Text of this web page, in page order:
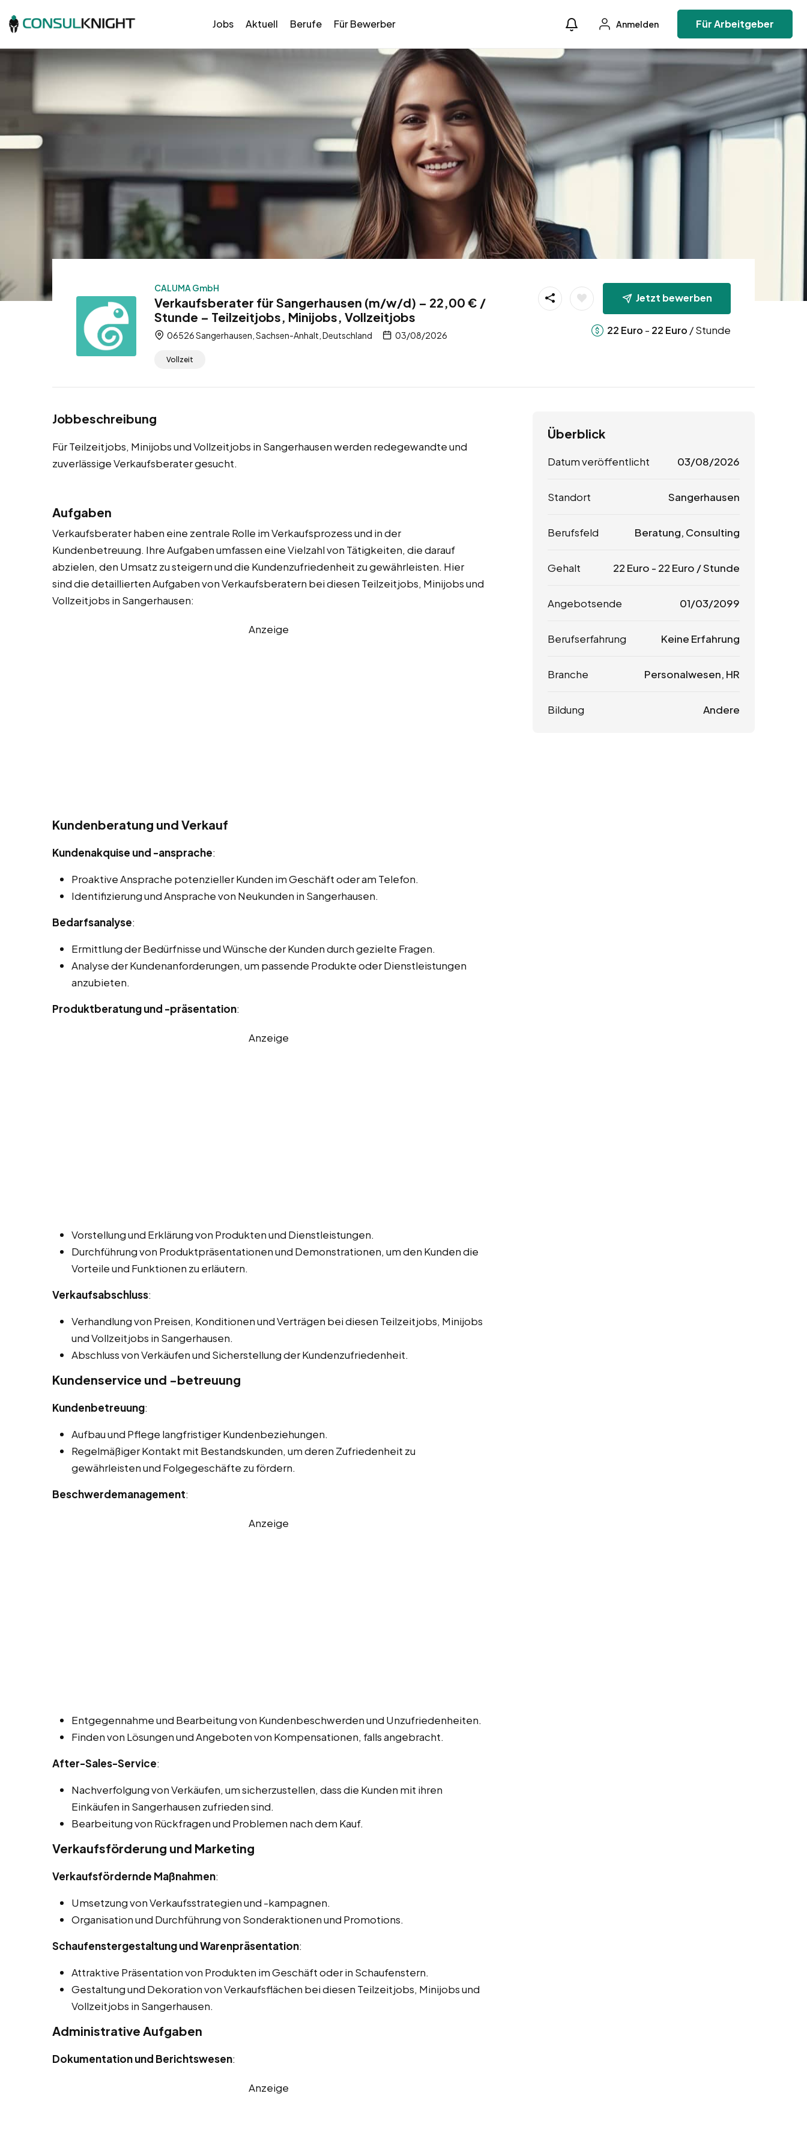
Jobs Aktuell Berufe Für Bewerber Anmelden Für Arbeitgeber
CALUMA GmbH
Verkaufsberater für Sangerhausen (m/w/d) – 22,00 € /
Stunde – Teilzeitjobs, Minijobs, Vollzeitjobs
06526 Sangerhausen, Sachsen-Anhalt, Deutschland 03/08/2026
Vollzeit
Jetzt bewerben
22 Euro - 22 Euro / Stunde
Jobbeschreibung
Für Teilzeitjobs, Minijobs und Vollzeitjobs in Sangerhausen werden redegewandte und
zuverlässige Verkaufsberater gesucht.
Aufgaben
Verkaufsberater haben eine zentrale Rolle im Verkaufsprozess und in der
Kundenbetreuung. Ihre Aufgaben umfassen eine Vielzahl von Tätigkeiten, die darauf
abzielen, den Umsatz zu steigern und die Kundenzufriedenheit zu gewährleisten. Hier
sind die detaillierten Aufgaben von Verkaufsberatern bei diesen Teilzeitjobs, Minijobs und
Vollzeitjobs in Sangerhausen:
Anzeige
Kundenberatung und Verkauf
Kundenakquise und -ansprache:
Proaktive Ansprache potenzieller Kunden im Geschäft oder am Telefon.
Identifizierung und Ansprache von Neukunden in Sangerhausen.
Bedarfsanalyse:
Ermittlung der Bedürfnisse und Wünsche der Kunden durch gezielte Fragen.
Analyse der Kundenanforderungen, um passende Produkte oder Dienstleistungen
anzubieten.
Produktberatung und -präsentation:
Anzeige
Vorstellung und Erklärung von Produkten und Dienstleistungen.
Durchführung von Produktpräsentationen und Demonstrationen, um den Kunden die
Vorteile und Funktionen zu erläutern.
Verkaufsabschluss:
Verhandlung von Preisen, Konditionen und Verträgen bei diesen Teilzeitjobs, Minijobs
und Vollzeitjobs in Sangerhausen.
Abschluss von Verkäufen und Sicherstellung der Kundenzufriedenheit.
Kundenservice und -betreuung
Kundenbetreuung:
Aufbau und Pflege langfristiger Kundenbeziehungen.
Regelmäßiger Kontakt mit Bestandskunden, um deren Zufriedenheit zu
gewährleisten und Folgegeschäfte zu fördern.
Beschwerdemanagement:
Anzeige
Entgegennahme und Bearbeitung von Kundenbeschwerden und Unzufriedenheiten.
Finden von Lösungen und Angeboten von Kompensationen, falls angebracht.
After-Sales-Service:
Nachverfolgung von Verkäufen, um sicherzustellen, dass die Kunden mit ihren
Einkäufen in Sangerhausen zufrieden sind.
Bearbeitung von Rückfragen und Problemen nach dem Kauf.
Verkaufsförderung und Marketing
Verkaufsfördernde Maßnahmen:
Umsetzung von Verkaufsstrategien und -kampagnen.
Organisation und Durchführung von Sonderaktionen und Promotions.
Schaufenstergestaltung und Warenpräsentation:
Attraktive Präsentation von Produkten im Geschäft oder in Schaufenstern.
Gestaltung und Dekoration von Verkaufsflächen bei diesen Teilzeitjobs, Minijobs und
Vollzeitjobs in Sangerhausen.
Administrative Aufgaben
Dokumentation und Berichtswesen:
Anzeige
Überblick
Datum veröffentlicht 03/08/2026
Standort Sangerhausen
Berufsfeld Beratung, Consulting
Gehalt 22 Euro - 22 Euro / Stunde
Angebotsende 01/03/2099
Berufserfahrung Keine Erfahrung
Branche Personalwesen, HR
Bildung Andere